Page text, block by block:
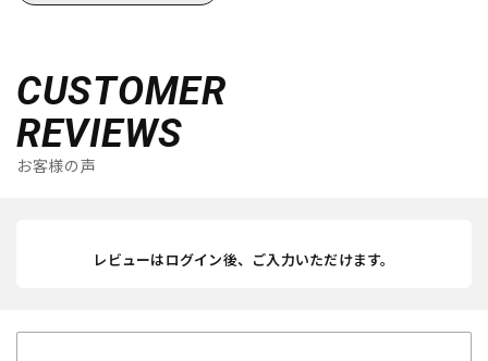
CUSTOMER
REVIEWS
お客様の声
レビューはログイン後、ご入力いただけます。